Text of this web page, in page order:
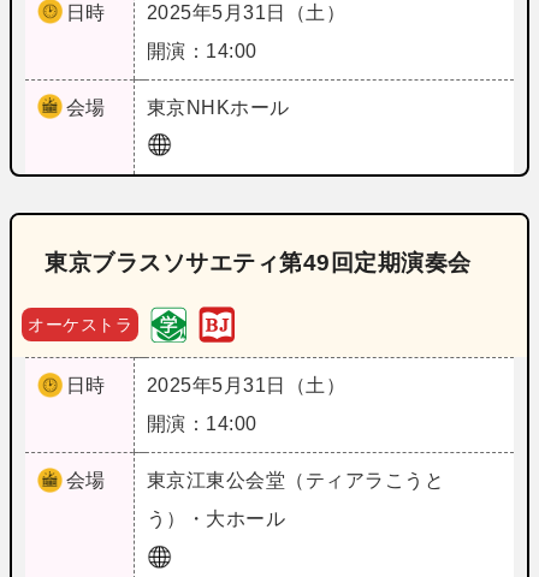
日時
2025年5月31日（土）
開演：14:00
会場 東京NHKホール
東京ブラスソサエティ第49回定期演奏会
オーケストラ
日時
2025年5月31日（土）
開演：14:00
会場 東京江東公会堂（ティアラこうと
う）・大ホール